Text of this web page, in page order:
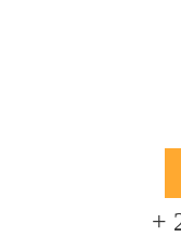
+